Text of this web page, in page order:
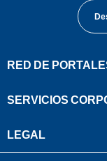
RED DE
SERVICIOS
LEGAL